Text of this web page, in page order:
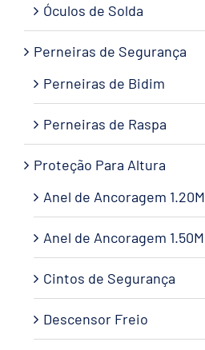
Óculos de Solda
Perneiras de Segurança
Perneiras de Bidim
Perneiras de Raspa
Proteção Para Altura
Anel de Ancoragem 1.20M
Anel de Ancoragem 1.50M
Cintos de Segurança
Descensor Freio